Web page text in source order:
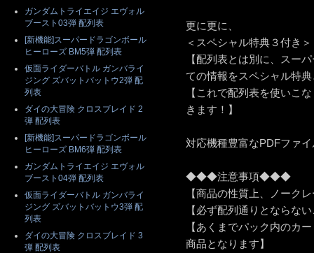
更に更に、
＜スペシャル特典３付き＞
【配列表とは別に、スー
ての情報をスペシャル特
【これで配列表を使いこ
きます！】
対応機種豊富なPDFファ
◆◆◆注意事項◆◆◆
【商品の性質上、ノーク
【必ず配列通りとならな
【あくまでパック内のカ
商品となります】
ガンダムトライエイジ エヴォル
ブースト03弾 配列表
[新機能]スーパードラゴンボール
ヒーローズ BM5弾 配列表
仮面ライダーバトル ガンバライ
ジング ズバットバットウ2弾 配
列表
ダイの大冒険 クロスブレイド 2
弾 配列表
[新機能]スーパードラゴンボール
ヒーローズ BM6弾 配列表
ガンダムトライエイジ エヴォル
ブースト04弾 配列表
仮面ライダーバトル ガンバライ
ジング ズバットバットウ3弾 配
列表
ダイの大冒険 クロスブレイド 3
弾 配列表